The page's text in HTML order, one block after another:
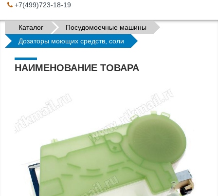
+7(499)723-18-19
Каталог
Посудомоечные машины
Дозаторы моющих средств, соли
НАИМЕНОВАНИЕ ТОВАРА